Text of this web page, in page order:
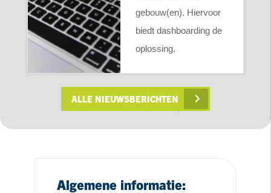
gebouw(en). Hiervoor
biedt dashboarding de
oplossing.
ALLE NIEUWSBERICHTEN
Algemene informatie: